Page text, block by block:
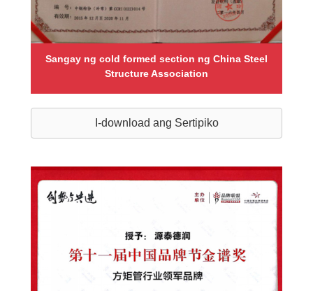
Sangay ng cold formed section ng China Steel
Structure Association
I-download ang Sertipiko